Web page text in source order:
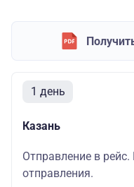
1 день
Казань
Отправление в
отправления.